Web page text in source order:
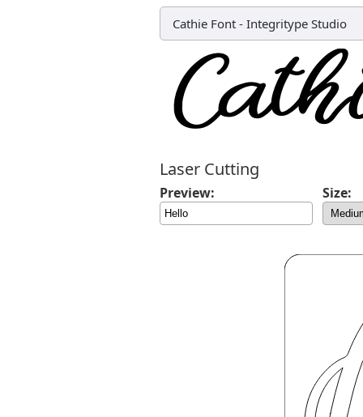
Cathie Font - Integritype Studio
Laser Cutting
Preview: Size: